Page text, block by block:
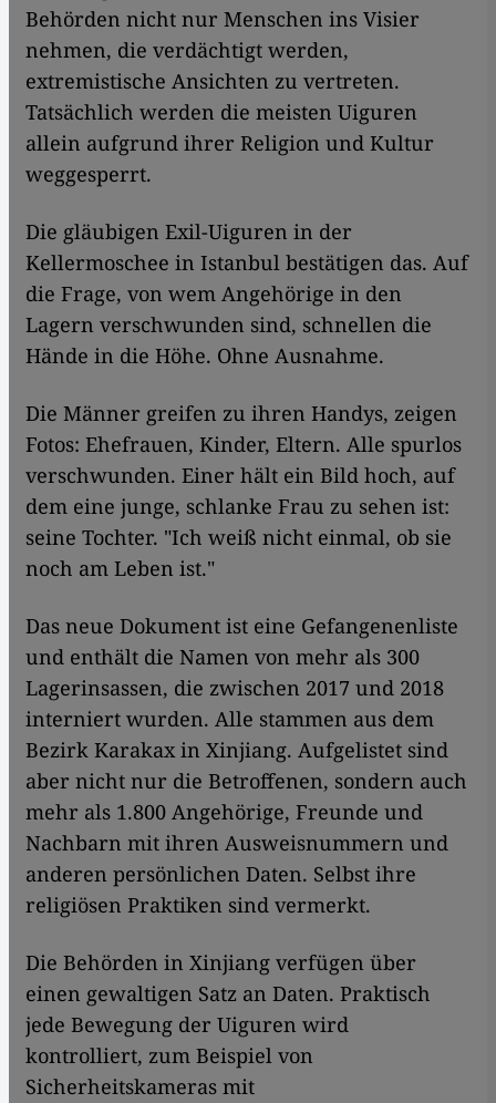
Behörden nicht nur Menschen ins Visier
nehmen, die verdächtigt werden,
extremistische Ansichten zu vertreten.
Tatsächlich werden die meisten Uiguren
allein aufgrund ihrer Religion und Kultur
weggesperrt.
Die gläubigen Exil-Uiguren in der
Kellermoschee in Istanbul bestätigen das. Auf
die Frage, von wem Angehörige in den
Lagern verschwunden sind, schnellen die
Hände in die Höhe. Ohne Ausnahme.
Die Männer greifen zu ihren Handys, zeigen
Fotos: Ehefrauen, Kinder, Eltern. Alle spurlos
verschwunden. Einer hält ein Bild hoch, auf
dem eine junge, schlanke Frau zu sehen ist:
seine Tochter. "Ich weiß nicht einmal, ob sie
noch am Leben ist."
Das neue Dokument ist eine Gefangenenliste
und enthält die Namen von mehr als 300
Lagerinsassen, die zwischen 2017 und 2018
interniert wurden. Alle stammen aus dem
Bezirk Karakax in Xinjiang. Aufgelistet sind
aber nicht nur die Betroffenen, sondern auch
mehr als 1.800 Angehörige, Freunde und
Nachbarn mit ihren Ausweisnummern und
anderen persönlichen Daten. Selbst ihre
religiösen Praktiken sind vermerkt.
Die Behörden in Xinjiang verfügen über
einen gewaltigen Satz an Daten. Praktisch
jede Bewegung der Uiguren wird
kontrolliert, zum Beispiel von
Sicherheitskameras mit